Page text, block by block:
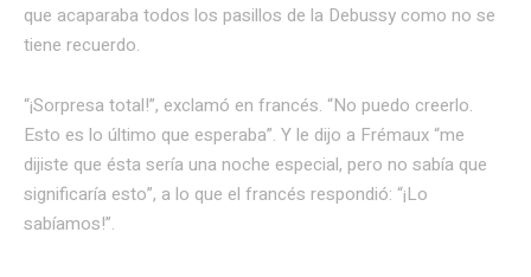
que acaparaba todos los pasillos de la Debussy como no se
tiene recuerdo.
“¡Sorpresa total!”, exclamó en francés. “No puedo creerlo.
Esto es lo último que esperaba”. Y le dijo a Frémaux “me
dijiste que ésta sería una noche especial, pero no sabía que
significaría esto”, a lo que el francés respondió: “¡Lo
sabíamos!”.